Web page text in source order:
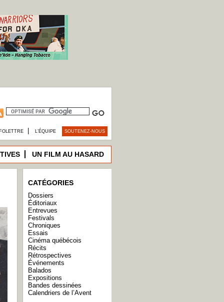
L’ÉQUIPE SOUTENEZ-NOUS
UN FILM AU HASARD
CATÉGORIES
Dossiers
Éditoriaux
Entrevues
Festivals
Chroniques
Essais
Cinéma québécois
Récits
Rétrospectives
Événements
Balados
Expositions
Bandes dessinées
Calendriers de l’Avent